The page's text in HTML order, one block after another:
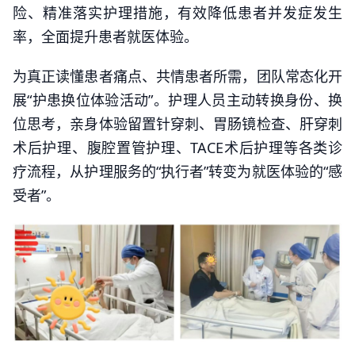
险、精准落实护理措施，有效降低患者并发症发生
率，全面提升患者就医体验。
为真正读懂患者痛点、共情患者所需，团队常态化开
展“护患换位体验活动”。护理人员主动转换身份、换
位思考，亲身体验留置针穿刺、胃肠镜检查、肝穿刺
术后护理、腹腔置管护理、TACE术后护理等各类诊
疗流程，从护理服务的“执行者”转变为就医体验的“感
受者”。